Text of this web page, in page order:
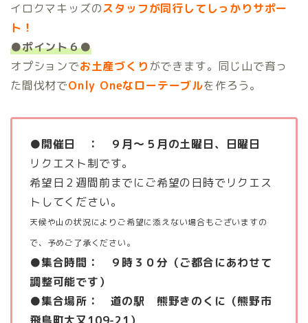
イロクマキッズのスタッフが同行してしっかりサポー
ト！
●ポイント６●
オプションでお土産づくり ができます。同じ山で育っ
た間伐材でOnly Oneなローテーブルを作ろう。
●開催日
： ９月～５月の土曜日、日曜日
リクエスト制です。
希望日２週間前までにご希望の日時でリクエス
トしてください。
天候や山の状況によりご希望に添えない場合もございますの
で、予めご了承ください。
●集合時間： ９時３０分（ご都合にあわせて
調整可能です）
●集合場所： 道の駅 熊野きのくに（熊野市